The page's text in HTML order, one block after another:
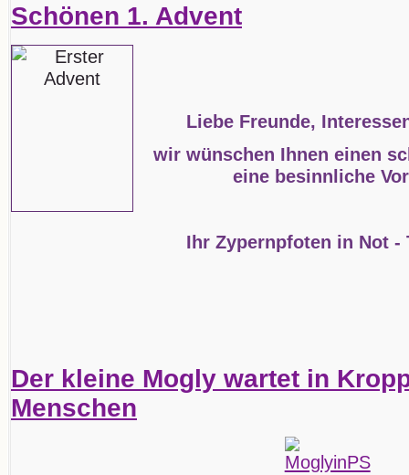
Schönen 1. Advent
Liebe Freunde,
wir wünschen Ihnen einen
eine besinnliche
Ihr Zypernpfoten in Not -
Der kleine Mogly wartet in
Menschen